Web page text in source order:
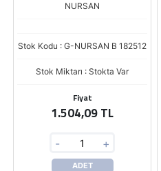
NURSAN
Stok Kodu : G-NURSAN B 182512
Stok Miktarı : Stokta Var
Fiyat
1.504,09 TL
- +
ADET